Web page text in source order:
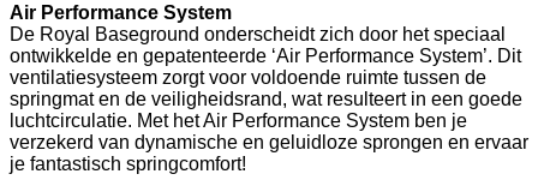
Air Performance System
De Royal Baseground onderscheidt zich door het speciaal
ontwikkelde en gepatenteerde ‘Air Performance System’. Dit
ventilatiesysteem zorgt voor voldoende ruimte tussen de
springmat en de veiligheidsrand, wat resulteert in een goede
luchtcirculatie. Met het Air Performance System ben je
verzekerd van dynamische en geluidloze sprongen en ervaar
je fantastisch springcomfort!